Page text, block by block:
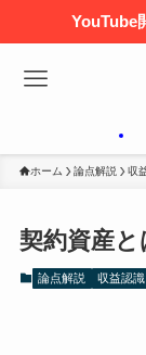
YouTube
ホーム 論点解説 収
契約資産と
論点解説 収益認識